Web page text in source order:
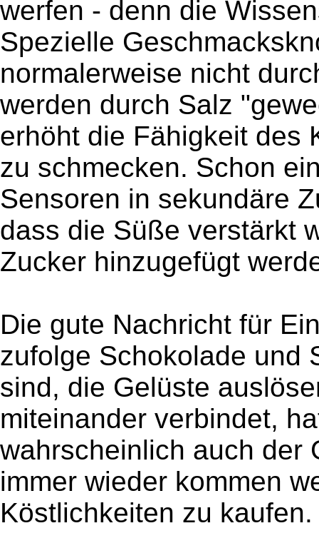
werfen - denn die
Spezielle
normalerweise nicht
werden durch Salz
erhöht die Fähigkeit des
zu schmecken. Schon
Sensoren in sekundäre
dass die Süße verstärkt
Zucker hinzugefügt
Die gute Nachricht für
zufolge Schokolade und
sind, die Gelüste
miteinander verbindet,
wahrscheinlich auch der
immer wieder kommen
Köstlichkeiten zu kaufen.